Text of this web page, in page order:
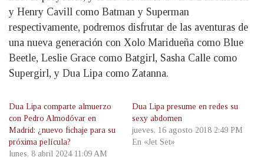
y Henry Cavill como Batman y Superman
respectivamente, podremos disfrutar de las aventuras de
una nueva generación con Xolo Maridueña como Blue
Beetle, Leslie Grace como Batgirl, Sasha Calle como
Supergirl, y Dua Lipa como Zatanna.
Dua Lipa comparte almuerzo
con Pedro Almodóvar en
Madrid: ¿nuevo fichaje para su
próxima película?
lunes, 8 abril 2024 11:09 AM
Dua Lipa presume en redes su
sexy abdomen
jueves, 16 agosto 2018 2:49 PM
En «Jet Set»